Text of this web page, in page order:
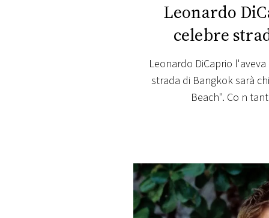
RADIO
FOTO
CONCORSI
Leonardo
celebre
Leonardo DiCaprio
strada di Bangkok sarà
Beach". Co n